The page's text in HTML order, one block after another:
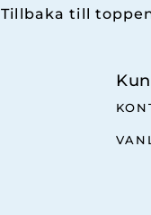
Tillbaka till